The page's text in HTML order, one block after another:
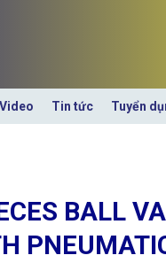
Video Tin tức Tuyển
BALL